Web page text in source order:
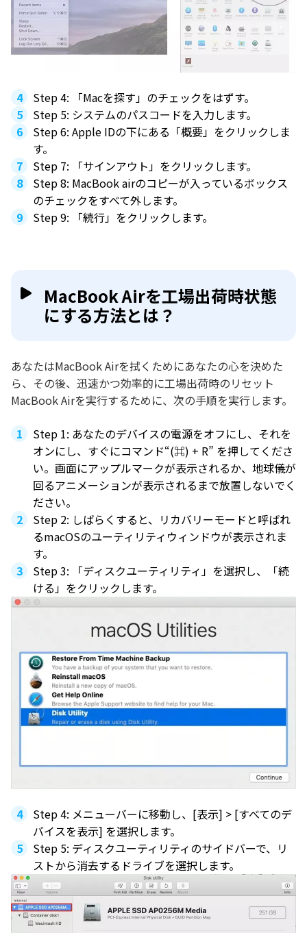
Step 4: 「Macを探す」のチェックをはずす。
Step 5: システムのパスコードを入力します。
Step 6: Apple IDの下にある「概要」をクリックしま
す。
Step 7: 「サインアウト」をクリックします。
Step 8: MacBook airのコピーが入っているボックス
のチェックをすべて外します。
Step 9: 「続行」をクリックします。
MacBook Airを工場出荷時状態
にする方法とは？
あなたはMacBook Airを拭くためにあなたの心を決めた
ら、その後、迅速かつ効率的に工場出荷時のリセット
MacBook Airを実行するために、次の手順を実行します。
Step 1: あなたのデバイスの電源をオフにし、それを
オンにし、すぐにコマンド“(⌘) + R” を押してくださ
い。画面にアップルマークが表示されるか、地球儀が
回るアニメーションが表示されるまで放置しないでく
ださい。
Step 2: しばらくすると、リカバリーモードと呼ばれ
るmacOSのユーティリティウィンドウが表示されま
す。
Step 3: 「ディスクユーティリティ」を選択し、「続
ける」をクリックします。
Step 4: メニューバーに移動し、[表示] > [すべてのデ
バイスを表示] を選択します。
Step 5: ディスクユーティリティのサイドバーで、リ
ストから消去するドライブを選択します。